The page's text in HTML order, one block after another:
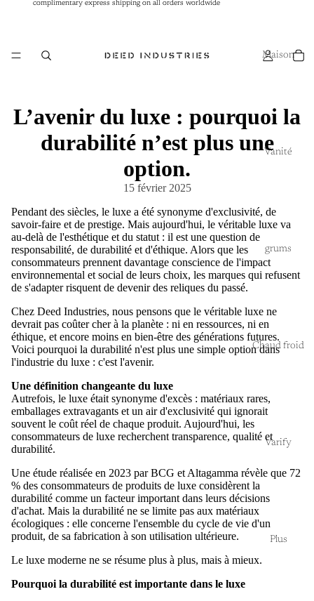
complimentary express shipping on all orders worldwide
complimentary express shipping on all orders worldwide
Maison
Vanité
grums
Chaud froid
Varify
Plus
L’avenir du luxe : pourquoi la
durabilité n’est plus une
option.
15 février 2025
Pendant des siècles, le luxe a été synonyme d'exclusivité, de
savoir-faire et de prestige. Mais aujourd'hui, le véritable luxe va
au-delà de l'esthétique et du statut : il est une question de
responsabilité, de durabilité et d'éthique. Alors que les
consommateurs prennent davantage conscience de l'impact
environnemental et social de leurs choix, les marques qui refusent
de s'adapter risquent de devenir des reliques du passé.
Chez Deed Industries, nous pensons que le véritable luxe ne
devrait pas coûter cher à la planète : ni en ressources, ni en
éthique, et encore moins en bien-être des générations futures.
Voici pourquoi la durabilité n'est plus une simple option dans
l'industrie du luxe : c'est l'avenir.
Une définition changeante du luxe
Autrefois, le luxe était synonyme d'excès : matériaux rares,
emballages extravagants et un air d'exclusivité qui ignorait
souvent le coût réel de chaque produit. Aujourd'hui, les
consommateurs de luxe recherchent transparence, qualité et
durabilité.
Une étude réalisée en 2023 par BCG et Altagamma révèle que 72
% des consommateurs de produits de luxe considèrent la
durabilité comme un facteur important dans leurs décisions
d'achat. Mais la durabilité ne se limite pas aux matériaux
écologiques : elle concerne l'ensemble du cycle de vie d'un
produit, de sa fabrication à son utilisation ultérieure.
Le luxe moderne ne se résume plus à plus, mais à mieux.
Pourquoi la durabilité est importante dans le luxe